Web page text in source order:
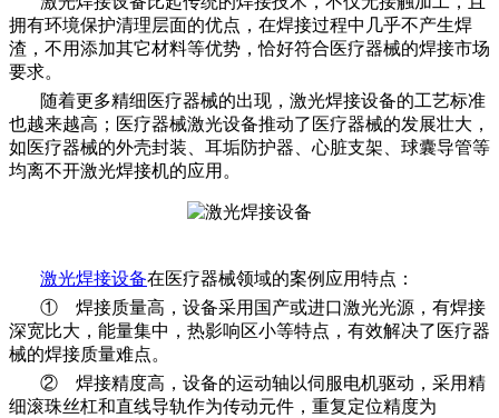
拥有环境保护清理层面的优点，在焊接过程中几乎不产生焊
渣，不用添加其它材料等优势，恰好符合医疗器械的焊接市场
要求。
随着更多精细医疗器械的出现，激光焊接设备的工艺标准
也越来越高；医疗器械激光设备推动了医疗器械的发展壮大，
如医疗器械的外壳封装、耳垢防护器、心脏支架、球囊导管等
均离不开激光焊接机的应用。
激光焊接设备在医疗器械领域的案例应用特点：
① 焊接质量高，设备采用国产或进口激光光源，有焊接
深宽比大，能量集中，热影响区小等特点，有效解决了医疗器
械的焊接质量难点。
② 焊接精度高，设备的运动轴以伺服电机驱动，采用精
细滚珠丝杠和直线导轨作为传动元件，重复定位精度为